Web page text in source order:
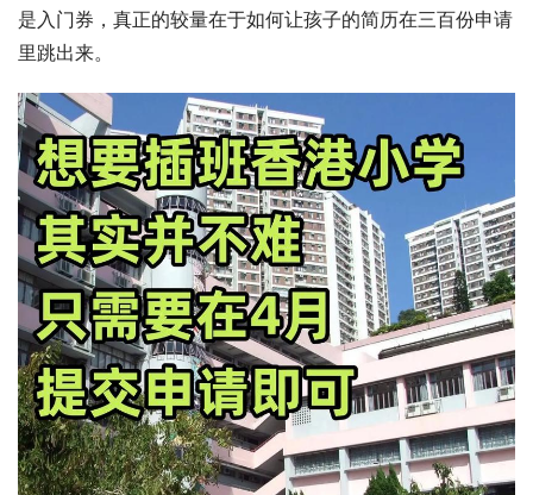
是入门券，真正的较量在于如何让孩子的简历在三百份申请
里跳出来。